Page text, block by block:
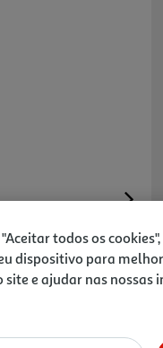
todos os
dispositivo para
site e ajudar nas nossas